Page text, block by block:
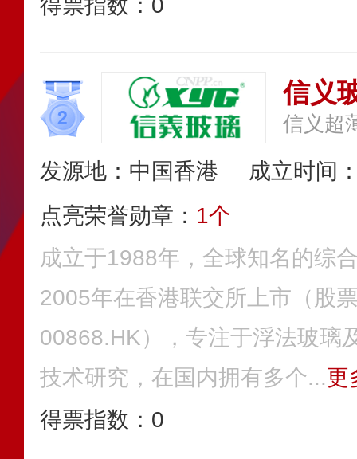
得票指数： 0
信义
信义超
发源地：中国香港
成立时间
点亮荣誉勋章： 1个
成立于1988年，全球知名的综
2005年在香港联交所上市（股
00868.HK），专注于浮法玻璃
技术研究，在国内拥有多个...更
得票指数： 0